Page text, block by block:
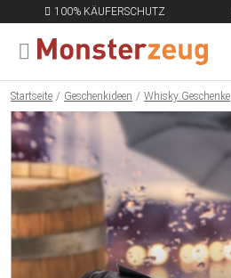
100% KÄUFERSCHUTZ
MENÜ SCHLIESSEN
Startseite Geschenkideen Whisky Geschenke